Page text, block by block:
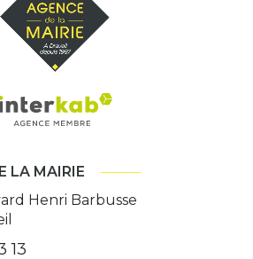
LA MAIRIE
Henri Barbusse
13